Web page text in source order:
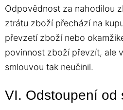
Odpovědnost za nahodilou
ztrátu zboží přechází na
převzetí zboží nebo
povinnost zboží převzít, ale
smlouvou tak neučinil.
VI. Odstoupení od